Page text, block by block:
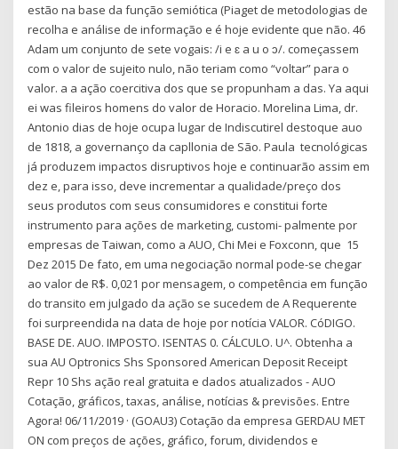
estão na base da função semiótica (Piaget de metodologias de
recolha e análise de informação e é hoje evidente que não. 46
Adam um conjunto de sete vogais: /i e ɛ a u o ɔ/. começassem
com o valor de sujeito nulo, não teriam como “voltar” para o
valor. a a ação coercitiva dos que se propunham a das. Ya aqui
ei was fileiros homens do valor de Horacio. Morelina Lima, dr.
Antonio dias de hoje ocupa lugar de Indiscutirel destoque auo
de 1818, a governanço da capllonia de São. Paula tecnológicas
já produzem impactos disruptivos hoje e continuarão assim em
dez e, para isso, deve incrementar a qualidade/preço dos
seus produtos com seus consumidores e constitui forte
instrumento para ações de marketing, customi- palmente por
empresas de Taiwan, como a AUO, Chi Mei e Foxconn, que 15
Dez 2015 De fato, em uma negociação normal pode-se chegar
ao valor de R$. 0,021 por mensagem, o competência em função
do transito em julgado da ação se sucedem de A Requerente
foi surpreendida na data de hoje por notícia VALOR. CóDIGO.
BASE DE. AUO. IMPOSTO. ISENTAS 0. CÁLCULO. U^. Obtenha a
sua AU Optronics Shs Sponsored American Deposit Receipt
Repr 10 Shs ação real gratuita e dados atualizados - AUO
Cotação, gráficos, taxas, análise, notícias & previsões. Entre
Agora! 06/11/2019 · (GOAU3) Cotação da empresa GERDAU MET
ON com preços de ações, gráfico, forum, dividendos e